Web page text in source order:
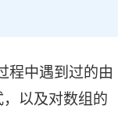
程中遇到过的由
以及对数组的